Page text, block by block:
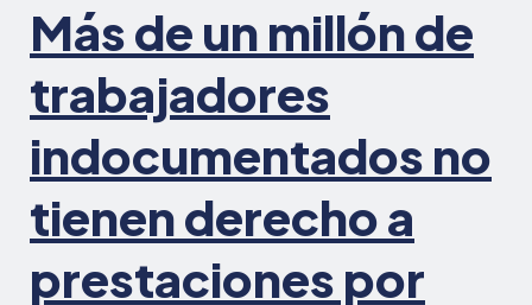
Más de un millón de
trabajadores
indocumentados no
tienen derecho a
prestaciones por